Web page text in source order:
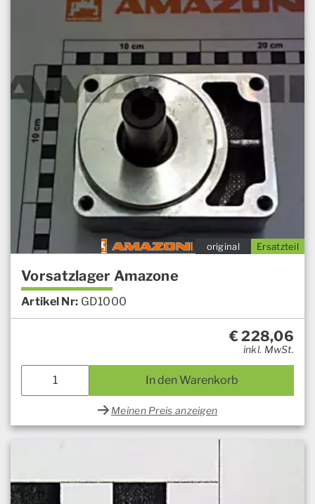
Ersatzteil
original
Vorsatzlager Amazone
Artikel Nr: GD1000
€228,06
inkl. MwSt.
In den Warenkorb
Meinen Preis anzeigen